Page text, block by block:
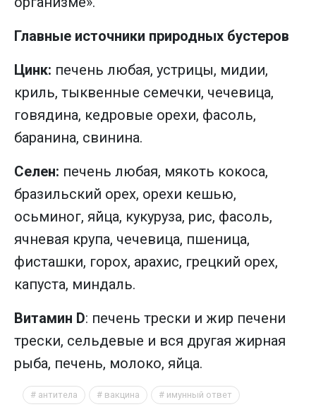
Главные источники природных бустеров
Цинк: печень любая, устрицы, мидии,
криль, тыквенные семечки, чечевица,
говядина, кедровые орехи, фасоль,
баранина, свинина.
Селен: печень любая, мякоть кокоса,
бразильский орех, орехи кешью,
осьминог, яйца, кукуруза, рис, фасоль,
ячневая крупа, чечевица, пшеница,
фисташки, горох, арахис, грецкий орех,
капуста, миндаль.
Витамин D: печень трески и жир печени
трески, сельдевые и вся другая жирная
рыба, печень, молоко, яйца.
антитела вакцина имунный ответ